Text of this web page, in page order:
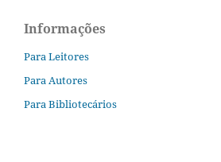
Informações
Para Leitores
Para Autores
Para Bibliotecários